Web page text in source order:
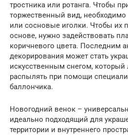
тростника или ротанга. Чтобы
торжественный вид,
или сосновые иголки. Чтобы их
основе, нужно задействовать
коричневого цвета. Последним
декорирования может стать
искусственным снегом,
распылять при помощи
баллончика.
Новогодний венок –
идеально подходящий для
территории и внутреннего